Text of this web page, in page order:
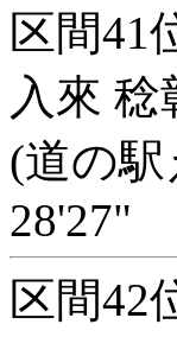
区間41
入來 稔
(道の
28'27"
区間42